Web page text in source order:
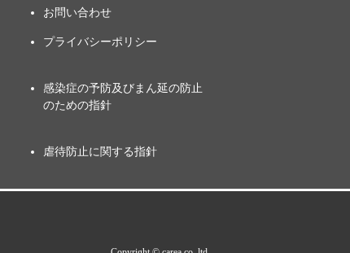
お問い合わせ
プライバシーポリシー
感染症の予防及びまん延の防止
のための指針
虐待防止に関する指針